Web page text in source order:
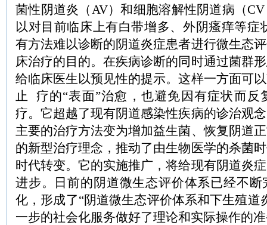
菌性阴道炎（AV）和细胞溶解性阴道病（
以对目前临床上有白带增多、外阴瘙痒等症
有方法难以诊断的阴道炎症患者进行微生态
床治疗的目的。在疾病诊断的同时通过菌群
给临床医生以预见性的提示。这样一方面可
止 疗的“表面”治愈，也避免因有症状而反
疗。它超越了现有阴道感染性疾病的诊治观
主要的治疗方法变为增加益生菌、恢复阴道
的新型治疗理念，推动了由生物医学的杀菌
时代转变。它的实施推广，将给现有阴道炎
进步。日前的阴道微生态评价体系已经不
化，形成了“阴道微生态评价体系和下生殖道
一步的社会化服务做好了理论和实际操作的